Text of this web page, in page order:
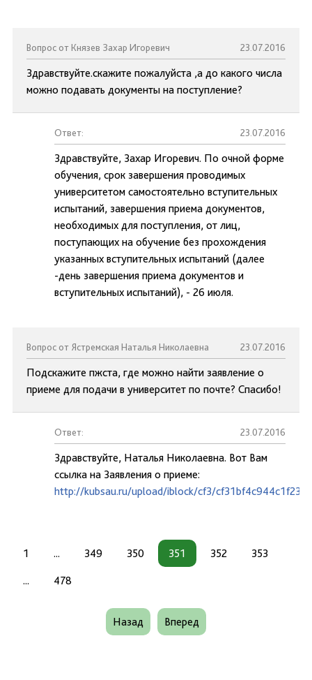
Вопрос от Князев Захар Игоревич 23.07.2016
Здравствуйте.скажите пожалуйста ,а до какого числа
можно подавать документы на поступление?
Ответ: 23.07.2016
Здравствуйте, Захар Игоревич. По очной форме
обучения, срок завершения проводимых
университетом самостоятельно вступительных
испытаний, завершения приема документов,
необходимых для поступления, от лиц,
поступающих на обучение без прохождения
указанных вступительных испытаний (далее
-день завершения приема документов и
вступительных испытаний), - 26 июля.
Вопрос от Ястремская Наталья Николаевна 23.07.2016
Подскажите пжста, где можно найти заявление о
приеме для подачи в университет по почте? Спасибо!
Ответ: 23.07.2016
Здравствуйте, Наталья Николаевна. Вот Вам
ссылка на Заявления о приеме:
http://kubsau.ru/upload/iblock/cf3/
1 ... 349 350 351 352 353
... 478
Назад Вперед